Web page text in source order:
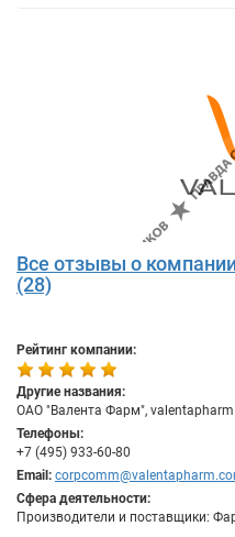
Все отзывы о
(28)
Рейтинг компании:
Другие названия:
ОАО "Валента Фарм", valentapharm
Телефоны:
+7 (495) 933-60-80
Email:
Сфера деятельности:
Производители и поставщики: